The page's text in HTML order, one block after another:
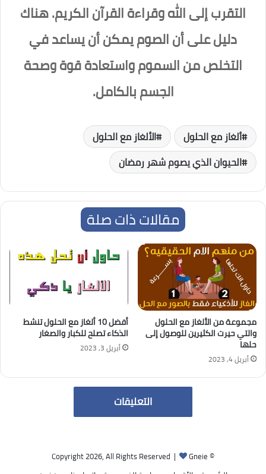
التقرب إلى الله وقراءة القرآن الكريم. هناك
دليل على أن الصوم يمكن أن يساعد في
التخلص من السموم واستعادة قوة وصحة
الجسم بالكامل.
ألغاز مع الحلول
الألغاز مع الحلول
الحيوان الذي يصوم شهر رمضان
مقالات ذات صلة
مجموعة من الألغاز مع الحلول
والتي حيرت الكثيرين للوصول إلى
حلها
أبريل 4, 2023
أفضل 10 ألغاز مع الحلول تنشط
الذكاء تصلح للكبار والصغار
أبريل 3, 2023
التعليقات
© Copyright 2026, All Rights Reserved |
Gneie